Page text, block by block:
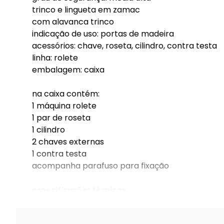
trinco e lingueta em zamac
com alavanca trinco
indicação de uso: portas de madeira
acessórios: chave, roseta, cilindro, contra testa
linha: rolete
embalagem: caixa
na caixa contém:
1 máquina rolete
1 par de roseta
1 cilindro
2 chaves externas
1 contra testa
acompanha parafuso para fixação